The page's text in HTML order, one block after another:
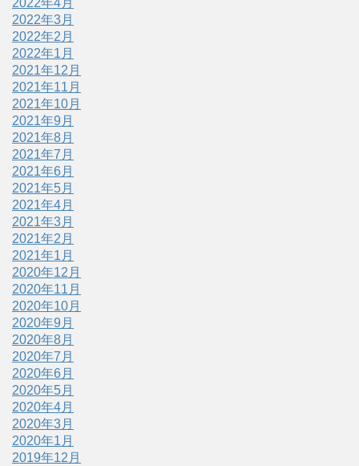
2022年4月
2022年3月
2022年2月
2022年1月
2021年12月
2021年11月
2021年10月
2021年9月
2021年8月
2021年7月
2021年6月
2021年5月
2021年4月
2021年3月
2021年2月
2021年1月
2020年12月
2020年11月
2020年10月
2020年9月
2020年8月
2020年7月
2020年6月
2020年5月
2020年4月
2020年3月
2020年1月
2019年12月